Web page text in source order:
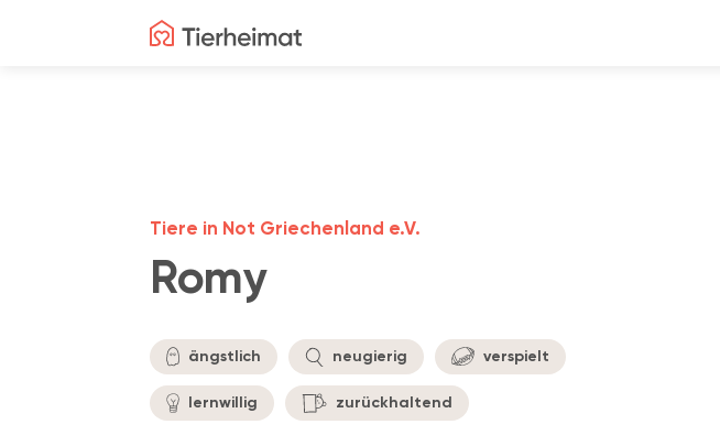
Romy
Tiere in Not Griechenland e.V.
ängstlich neugierig verspielt
lernwillig zurückhaltend